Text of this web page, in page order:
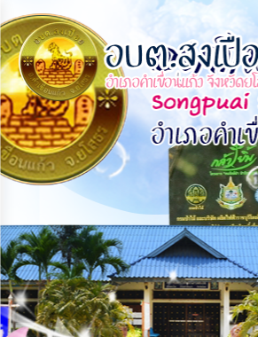
หน้า
หลัก
ข้อมูล
พื้น
ฐาน
บุคลากร
แผน
ยุทธศาสตร์